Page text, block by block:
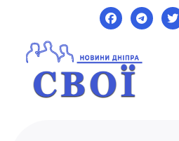
content